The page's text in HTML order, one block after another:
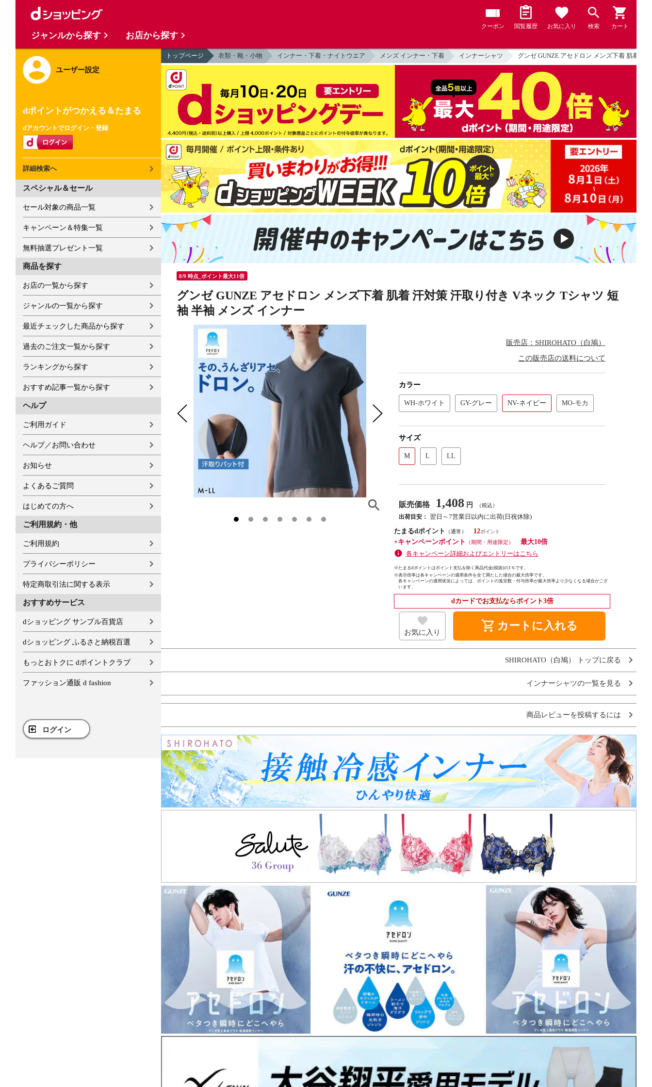
クーポン 閲覧履歴 お気に入り 検索 カート
ユーザー設定
dポイントがつかえる＆たまる
dアカウントでログイン・登録
詳細検索へ
スペシャル＆セール
セール対象の商品一覧
キャンペーン＆特集一覧
無料抽選プレゼント一覧
商品を探す
お店の一覧から探す
ジャンルの一覧から探す
最近チェックした商品から探す
過去のご注文一覧から探す
ランキングから探す
おすすめ記事一覧から探す
ヘルプ
ご利用ガイド
ヘルプ／お問い合わせ
お知らせ
よくあるご質問
はじめての方へ
ご利用規約・他
ご利用規約
プライバシーポリシー
特定商取引法に関する表示
おすすめサービス
dショッピング サンプル百貨店
dショッピング ふるさと納税百選
もっとおトクに dポイントクラブ
ファッション通販 d fashion
ログイン
トップページ 衣類・靴・小物 インナー・下着・ナイトウエア メンズ インナー・下着 インナーシャツ グンゼ GUNZE アセドロン メンズ下着 肌着 汗
8/9 時点_ポイント最大11倍
グンゼ GUNZE アセドロン メンズ下着 肌着 汗対策 汗取り付き Vネック Tシャツ 短
袖 半袖 メンズ インナー
販売店：SHIROHATO（白鳩）
この販売店の送料について
カラー
WH-ホワイト GY-グレー NV-ネイビー MO-モカ
サイズ
M L LL
販売価格 1,408 円 （税込）
出荷目安： 翌日～7営業日以内に出荷(日祝休除)
たまるdポイント
（通常）
12
+キャンペーンポイント
（期間・用途限定）
最大10倍
各キャンペーン詳細およびエントリーはこちら
※たまるdポイントはポイント支払を除く商品代金(税抜)の1％です。
※表示倍率は各キャンペーンの適用条件を全て満たした場合の最大倍率です。
各キャンペーンの適用状況によっては、ポイントの進呈数・付与倍率が最大倍率より少なくなる場合がござ
います。
dカードでお支払ならポイント3倍
お気に入り shopping_cart カートに入れる
SHIROHATO（白鳩） トップに戻る
インナーシャツの一覧を見る
商品レビューを投稿するには
ジャンルから探す お店から探す